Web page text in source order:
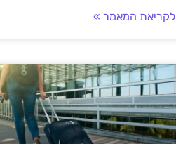
לקריאת המאמר »